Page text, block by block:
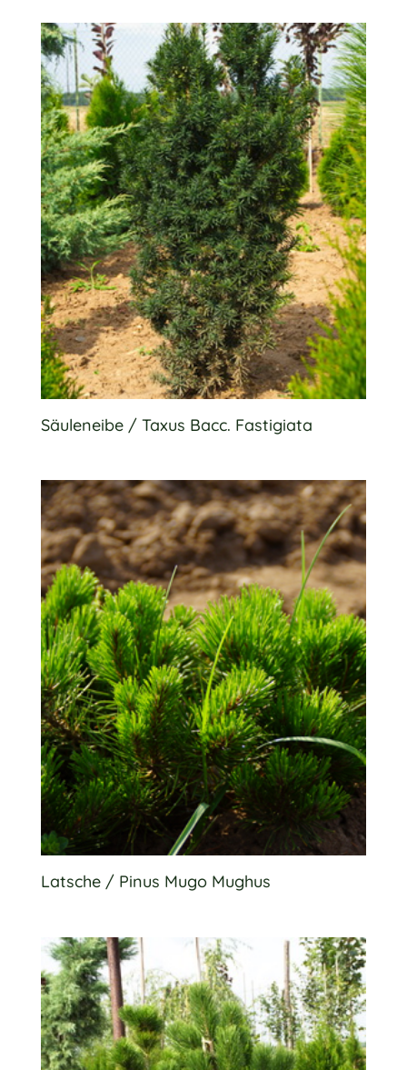
Säuleneibe / Taxus Bacc. Fastigiata
Latsche / Pinus Mugo Mughus